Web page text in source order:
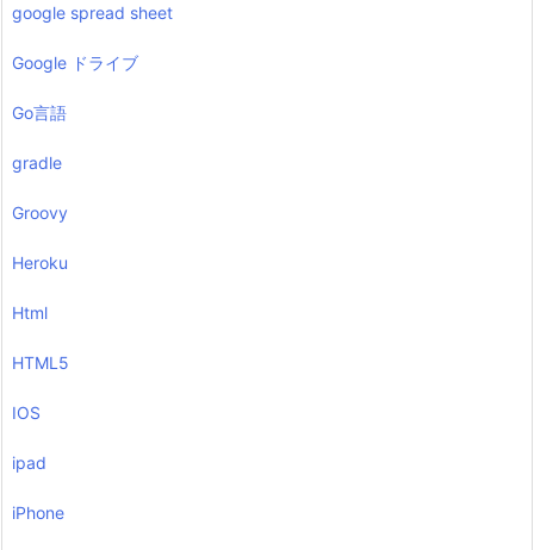
google spread sheet
Google ドライブ
Go言語
gradle
Groovy
Heroku
Html
HTML5
IOS
ipad
iPhone